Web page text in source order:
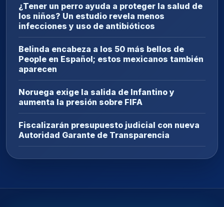
¿Tener un perro ayuda a proteger la salud de
los niños? Un estudio revela menos
infecciones y uso de antibióticos
Belinda encabeza a los 50 más bellos de
People en Español; estos mexicanos también
aparecen
Noruega exige la salida de Infantino y
aumenta la presión sobre FIFA
Fiscalizarán presupuesto judicial con nueva
Autoridad Garante de Transparencia